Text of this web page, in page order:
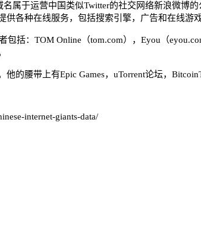
属于运营中国类似Twitter的社交网络新浪微博的
供各种在线服务，包括搜索引擎，广告和在线游戏
括：TOM Online（tom.com），Eyou（
的腰带上有Epic Games，uTorrent论坛，
internet-giants-data/